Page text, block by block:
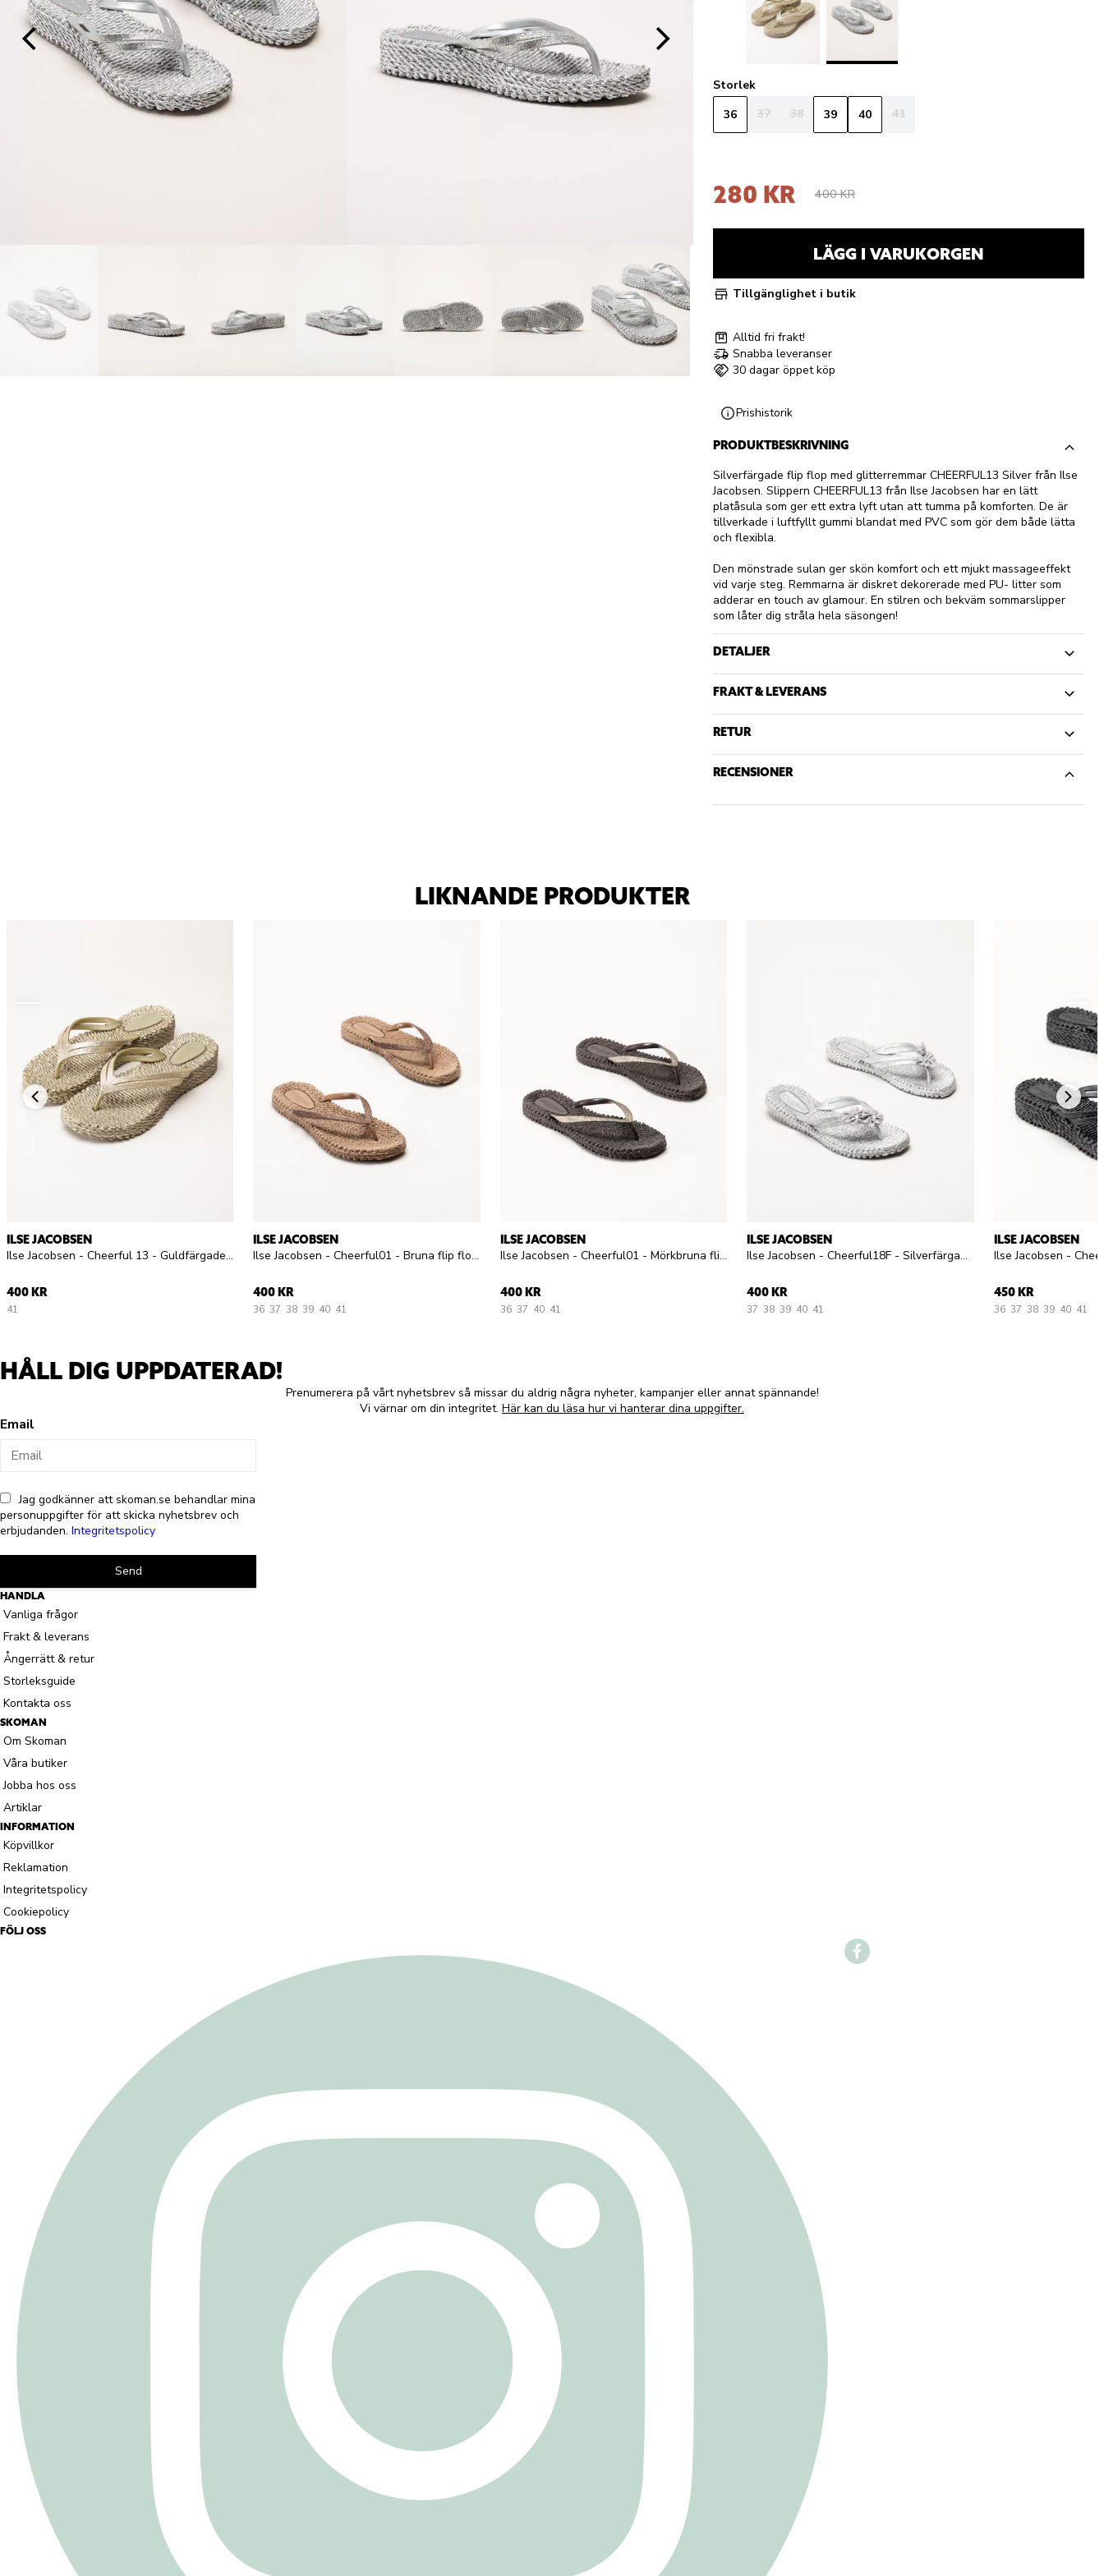
Storlek
36
37 38 39 40 41
280 KR 400 KR
LÄGG I VARUKORGEN
Tillgänglighet i butik
Alltid fri frakt!
Snabba leveranser
30 dagar öppet köp
Prishistorik
PRODUKTBESKRIVNING
Silverfärgade flip flop med glitterremmar CHEERFUL13 Silver från Ilse
Jacobsen. Slippern CHEERFUL13 från Ilse Jacobsen har en lätt
platåsula som ger ett extra lyft utan att tumma på komforten. De är
tillverkade i luftfyllt gummi blandat med PVC som gör dem både lätta
och flexibla.
Den mönstrade sulan ger skön komfort och ett mjukt massageeffekt
vid varje steg. Remmarna är diskret dekorerade med PU- litter som
adderar en touch av glamour. En stilren och bekväm sommarslipper
som låter dig stråla hela säsongen!
DETALJER
FRAKT & LEVERANS
RETUR
RECENSIONER
LIKNANDE PRODUKTER
ILSE JACOBSEN
Ilse Jacobsen - Cheerful 13 - Guldfärgade flip flop med glitterremmar
400 KR
41
ILSE JACOBSEN
Ilse Jacobsen - Cheerful01 - Bruna flip flops
400 KR
36 37 38 39 40 41
ILSE JACOBSEN
Ilse Jacobsen - Cheerful01 - Mörkbruna flip flops
400 KR
36 37 40 41
ILSE JACOBSEN
Ilse Jacobsen - Cheerful18F - Silverfärgade flip flops
400 KR
37 38 39 40 41
ILSE JACOBSEN
450 KR
36 37 38 39 40 41
HÅLL DIG UPPDATERAD!
Prenumerera på vårt nyhetsbrev så missar du aldrig några nyheter, kampanjer eller annat spännande!
Vi värnar om din integritet. Här kan du läsa hur vi hanterar dina uppgifter.
Email
Jag godkänner att skoman.se behandlar mina
personuppgifter för att skicka nyhetsbrev och
erbjudanden. Integritetspolicy
Send
HANDLA
Vanliga frågor
Frakt & leverans
Ångerrätt & retur
Storleksguide
Kontakta oss
SKOMAN
Om Skoman
Våra butiker
Jobba hos oss
Artiklar
INFORMATION
Köpvillkor
Reklamation
Integritetspolicy
Cookiepolicy
FÖLJ OSS